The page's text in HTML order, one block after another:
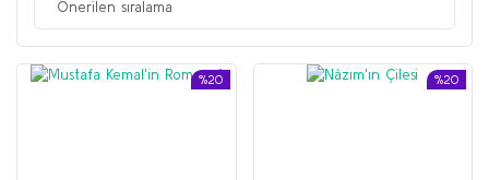
%20 %20